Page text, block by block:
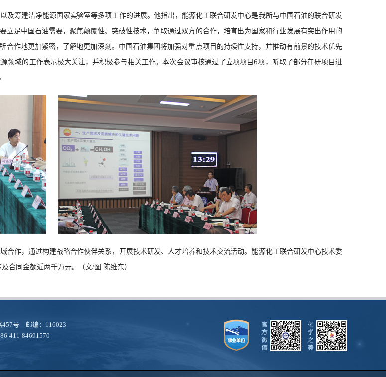
及筹建洁净能源国家实验室等多项工作的进展。他指出，能源化工联合研发中心是我所与中国石油的联合研发
立足中国石油需要，聚焦颠覆性、突破性技术，争取通过双方的合作， 培育出为国家和行业发展有突出作用的
作地更加紧密，了解地更加深刻。中国石油集团将加强对重点项目的持续性支持，并推动有前景的技术优先
领域的工作表示极大关注，并积极参与相关工作。本次会议审核通过了立项项目6项 ，听取了部分在研项目进
合作， 通过构建战略合作伙伴关系， 开展技术研发、人才培养和技术交流活动。能源化工联合研发中心技术委
及合同金额近两千万元。（文/图 陈维东）
457号 邮编：116023
411-84691570